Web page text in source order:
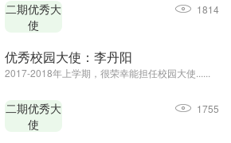
二期优秀大
使
1814
优秀校园大使：李丹阳
2017-2018年上学期，很荣幸能担任校园大使......
二期优秀大
使
1755